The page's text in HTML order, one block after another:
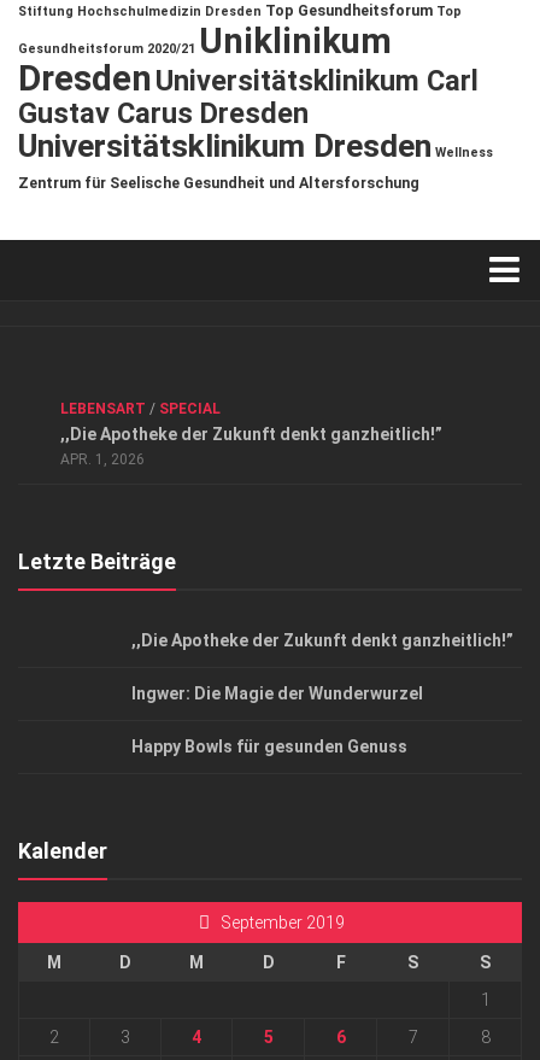
Stiftung Hochschulmedizin Dresden Top Gesundheitsforum Top
Gesundheitsforum 2020/21 Uniklinikum
DresdenUniversitätsklinikum Carl
Gustav Carus Dresden
Universitätsklinikum Dresden Wellness
Zentrum für Seelische Gesundheit und Altersforschung
Datenschutzerklärung
Top Magazin Dresden / Ostsachsen
LEBENSART / SPECIAL
,,Die Apotheke der Zukunft denkt ganzheitlich!”
APR. 1, 2026
Letzte Beiträge
,,Die Apotheke der Zukunft denkt ganzheitlich!”
Ingwer: Die Magie der Wunderwurzel
Happy Bowls für gesunden Genuss
Kalender
September 2019
M D M D F S
S
1
2
3 4 5 6 7 8